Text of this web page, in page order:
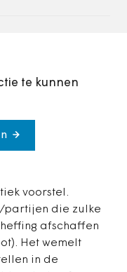
te kunnen
voorstel.
partijen die zulke
afschaffen
Het wemelt
in de